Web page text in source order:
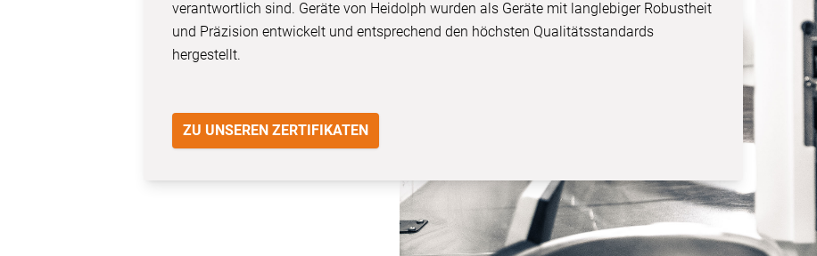
verantwortlich sind. Geräte von Heidolph wurden als Geräte mit langlebiger Robustheit
und Präzision entwickelt und entsprechend den höchsten Qualitätsstandards
hergestellt.
ZU UNSEREN ZERTIFIKATEN